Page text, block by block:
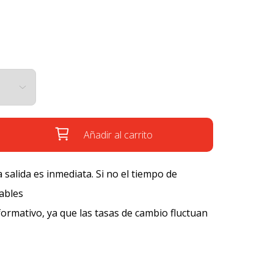
Añadir al carrito
es inmediata. Si no el tiempo de
ya que las tasas de cambio fluctuan